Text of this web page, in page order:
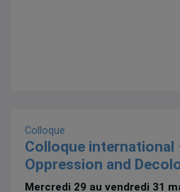
Colloque
Colloque international
Oppression and
Mercredi 29 au vendredi 31